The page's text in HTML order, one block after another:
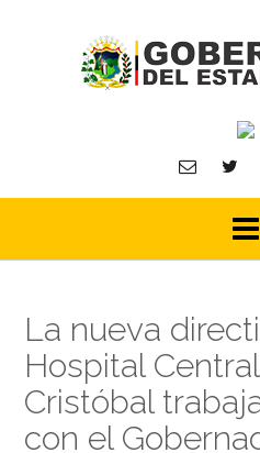
La nueva
Hospital
Cristóbal
con el